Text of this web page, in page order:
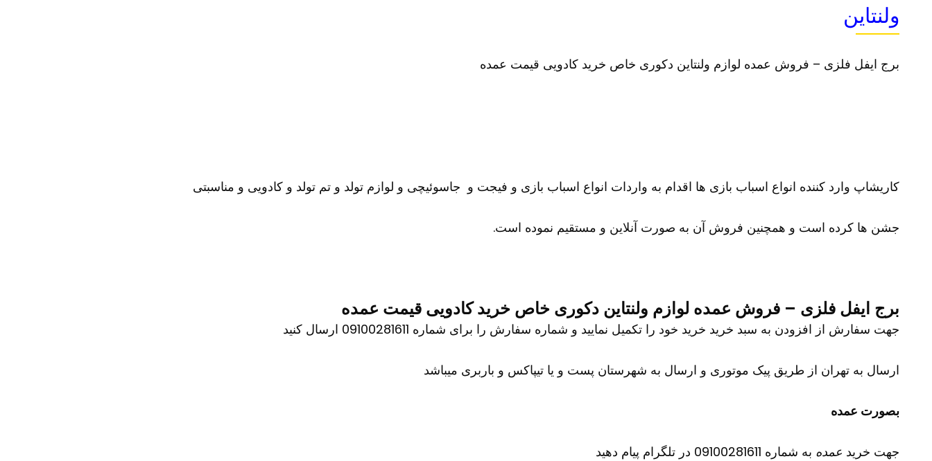
ولنتاین
برج ایفل فلزی – فروش عمده لوازم ولنتاین دکوری خاص خرید کادویی قیمت عمده
کاریشاپ وارد کننده انواع اسباب بازی ها اقدام به واردات انواع اسباب بازی و فیجت و جاسوئیچی و لوازم تولد و تم تولد و کادویی و مناسبتی
جشن ها کرده است و همچنین فروش آن به صورت آنلاین و مستقیم نموده است.
برج ایفل فلزی – فروش عمده لوازم ولنتاین دکوری خاص خرید کادویی قیمت عمده
جهت سفارش از افزودن به سبد خرید خرید خود را تکمیل نمایید و شماره سفارش را برای شماره 09100281611 ارسال کنید
ارسال به تهران از طریق پیک موتوری و ارسال به شهرستان پست و یا تیپاکس و باربری میباشد
بصورت عمده
جهت خرید عمده به شماره 09100281611 در تلگرام پیام دهید